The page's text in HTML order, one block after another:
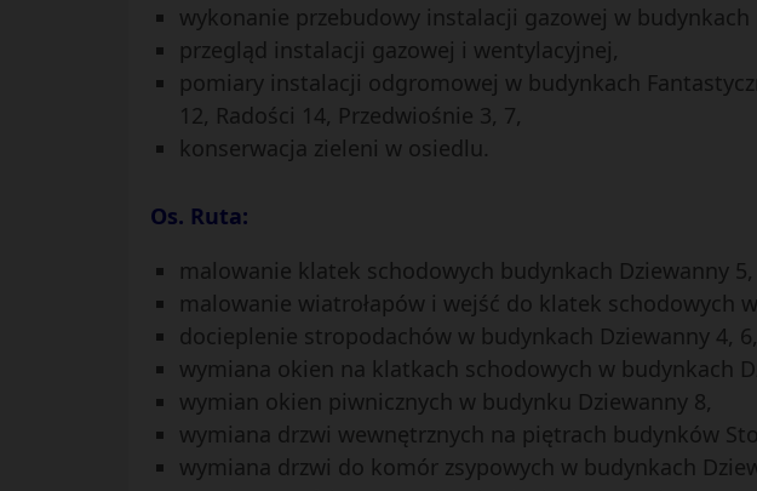
wykonanie przebudowy instalacji gazowej w budynkach
przegląd instalacji gazowej i wentylacyjnej,
pomiary instalacji odgromowej w budynkach
12, Radości 14, Przedwiośnie 3, 7,
konserwacja zieleni w osiedlu.
Os. Ruta:
malowanie klatek schodowych budynkach Dziewanny 5,
malowanie wiatrołapów i wejść do klatek schodowych
docieplenie stropodachów w budynkach Dziewanny 4,
wymiana okien na klatkach schodowych w budynkach
wymian okien piwnicznych w budynku Dziewanny 8,
wymiana drzwi wewnętrznych na piętrach budynków
wymiana drzwi do komór zsypowych w budynkach